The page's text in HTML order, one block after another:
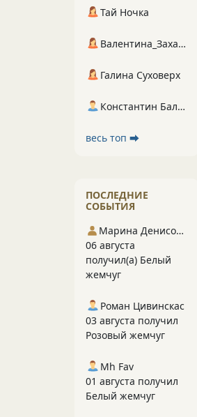
Тай Ночка
Валентина_Захарова
Галина Суховерх
Константин Балухта
весь топ ⮕
ПОСЛЕДНИЕ
СОБЫТИЯ
Марина Денисова 5
06 августа
получил(а) Белый
жемчуг
Роман Цивинскас
03 августа получил
Розовый жемчуг
Mh Fav
01 августа получил
Белый жемчуг